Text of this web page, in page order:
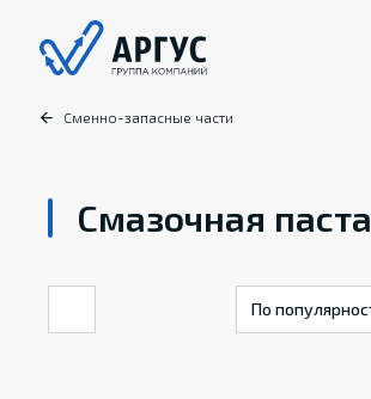
Сменно-запасные части
Смазочная паста